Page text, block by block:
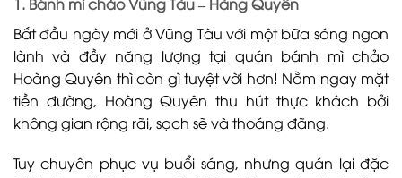
Bắt đầu ngày mới ở Vũng Tàu với một bữa sáng ngon
lành và đầy năng lượng tại quán bánh mì chảo
Hoàng Quyên thì còn gì tuyệt vời hơn! Nằm ngay mặt
tiền đường, Hoàng Quyên thu hút thực khách bởi
không gian rộng rãi, sạch sẽ và thoáng đãng.
Tuy chuyên phục vụ buổi sáng, nhưng quán lại đặc